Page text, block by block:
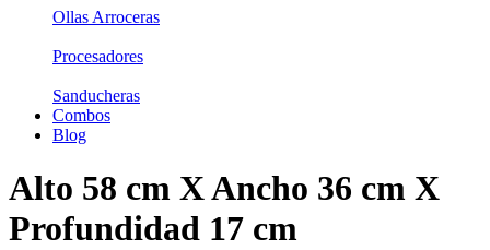
Ollas Arroceras
Procesadores
Sanducheras
Combos
Blog
Alto 58 cm X Ancho 36 cm X
Profundidad 17 cm